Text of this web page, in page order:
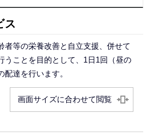
ス
者等の栄養改善と自立支援、併せて
うことを目的として、1日1回（昼の
配達を行います。
画面サイズに合わせて閲覧